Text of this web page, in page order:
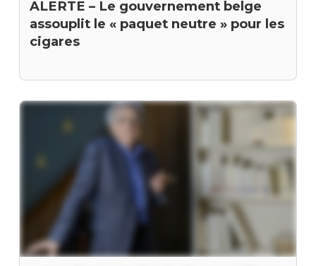
ALERTE – Le gouvernement belge
assouplit le « paquet neutre » pour les
cigares